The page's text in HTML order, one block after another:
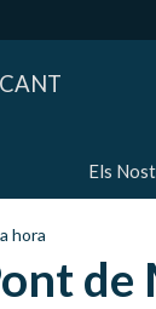
Els
hora
de